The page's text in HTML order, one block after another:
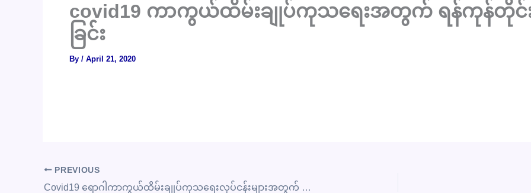
covid19 ကာကွယ်ထိမ်းချုပ်ကုသရေးအတွက် ရန်ကုန်တိုင်
ခြင်း
By / April 21, 2020
PREVIOUS
Covid19 ရောဂါကာကွယ်ထိမ်းချုပ်ကုသရေးလုပ်ငန်းများအတွက် မိမိဆန္ဒအလျောက်အဆိုပြုလာ၍ ရန်ကုန်တိုင်းဒေသကြီးသို့ ခေတ္တတာဝန်ချထားခြင်း